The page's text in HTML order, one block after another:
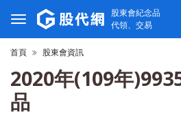
股東會紀念品
代領、交易
首頁 股東會資訊
2020年(109年
品